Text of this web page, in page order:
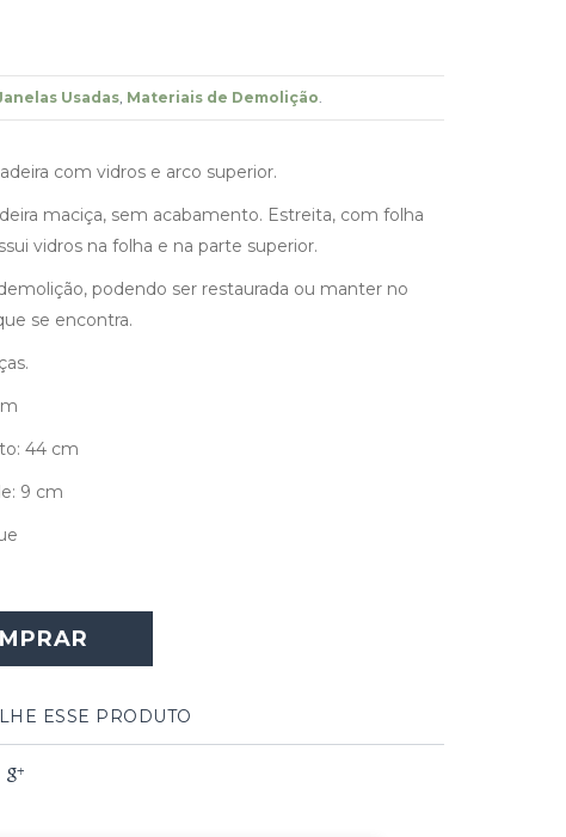
Usadas, Materiais de Demolição.
com vidros e arco superior.
maciça, sem acabamento. Estreita, com folha
vidros na folha e na parte superior.
podendo ser restaurada ou manter no
se encontra.
44 cm
9 cm
ESSE PRODUTO